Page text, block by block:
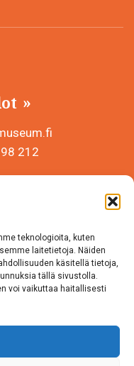
teknologioita, kuten
laitetietoja. Näiden
käsitellä tietoja,
tällä sivustolla.
voi vaikuttaa haitallisesti
212
2